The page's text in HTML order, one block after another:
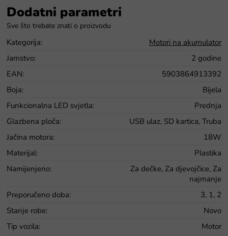
Dodatni parametri
Kategorija:
Motori na akumulator
Jamstvo:
2 godine
EAN:
5903864913392
Boja:
Bijela
Funkcionalna LED svjetla:
Prednja
Glazbena ploča:
USB ulaz, SD kartica, Truba
Jačina motora:
18W
Materijal:
Plastika
Namijenjeno:
Za dečke, Za djevojčice, Za
najmanje
Preporučeno doba:
3, 1, 2
Stanje robe:
Novo
Tip vozila:
Motor